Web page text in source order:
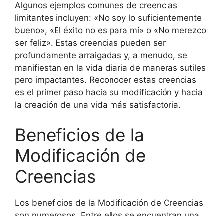
Algunos ejemplos comunes de creencias
limitantes incluyen: «No soy lo suficientemente
bueno», «El éxito no es para mí» o «No merezco
ser feliz». Estas creencias pueden ser
profundamente arraigadas y, a menudo, se
manifiestan en la vida diaria de maneras sutiles
pero impactantes. Reconocer estas creencias
es el primer paso hacia su modificación y hacia
la creación de una vida más satisfactoria.
Beneficios de la
Modificación de
Creencias
Los beneficios de la Modificación de Creencias